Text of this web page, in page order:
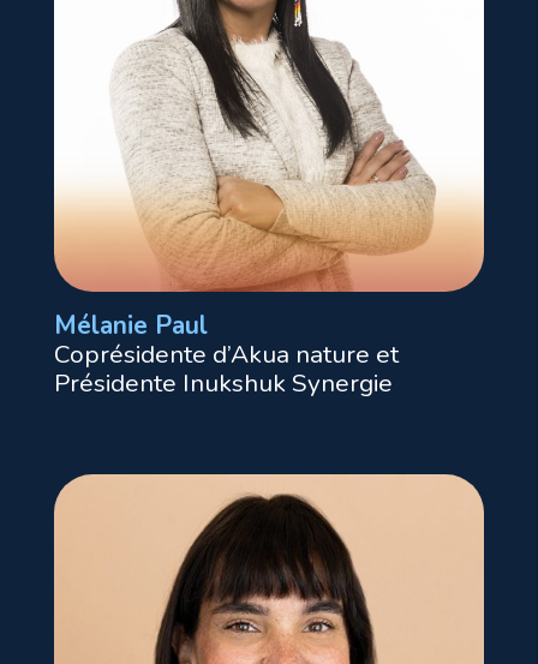
Mélanie Paul
Coprésidente d’Akua nature et
Présidente Inukshuk Synergie